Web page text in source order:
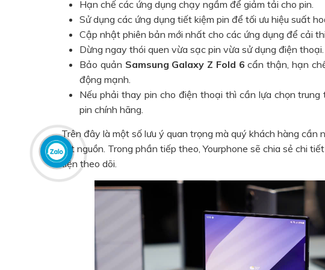
Hạn chế các ứng dụng chạy ngầm để giảm tải cho pin.
Sử dụng các ứng dụng tiết kiệm pin để tối ưu hiệu suất
Cập nhật phiên bản mới nhất cho các ứng dụng để cải
Dừng ngay thói quen vừa sạc pin vừa sử dụng điện thoại.
Bảo quản Samsung Galaxy Z Fold 6cẩn thận, hạn
động mạnh.
Nếu phải thay pin cho điện thoại thì cần lựa chọn
pin chính hãng.
Trên đây là một số lưu ý quan trọng mà quý khách hàng cần
tắt nguồn. Trong phần tiếp theo, Yourphone sẽ chia sẻ chi
tiện theo dõi.